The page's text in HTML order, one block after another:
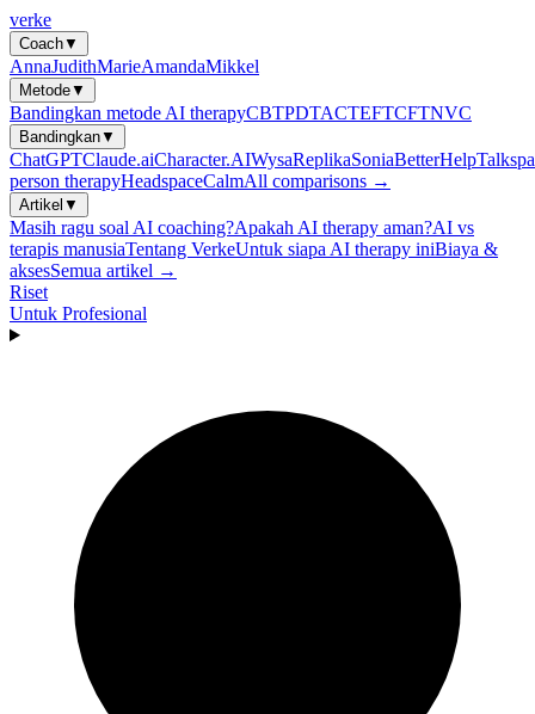
verke
Coach▼
AnnaJudithMarieAmandaMikkel
Metode▼
Bandingkan metode AI therapyCBTPDTACTEFTCFTNVC
Bandingkan▼
ChatGPTClaude.aiCharacter.AIWysaReplikaSoniaBetterHelp
person therapyHeadspaceCalmAll comparisons →
Artikel ▼
Masih ragu soal AI coaching?Apakah AI therapy aman?AI vs
terapis manusiaTentang VerkeUntuk siapa AI therapy iniBiaya &
aksesSemua artikel →
Riset
Untuk Profesional